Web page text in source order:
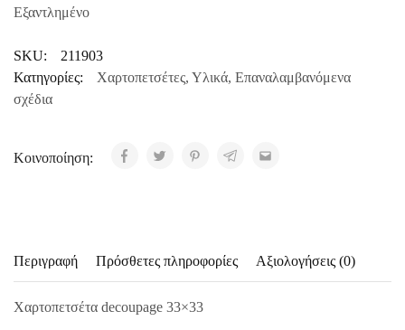
Εξαντλημένο
SKU:
211903
Κατηγορίες:
Χαρτοπετσέτες, Υλικά, Επαναλαμβανόμενα
σχέδια
Κοινοποίηση:
Περιγραφή Πρόσθετες πληροφορίες Αξιολογήσεις (0)
Χαρτοπετσέτα decoupage 33×33